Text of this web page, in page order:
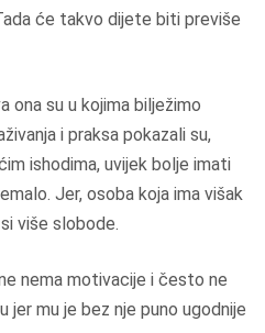
će takvo dijete biti previše
ona su u kojima bilježimo
i praksa pokazali su,
ishodima, uvijek bolje imati
Jer, osoba koja ima višak
više slobode.
nema motivacije i često ne
jer mu je bez nje puno ugodnije